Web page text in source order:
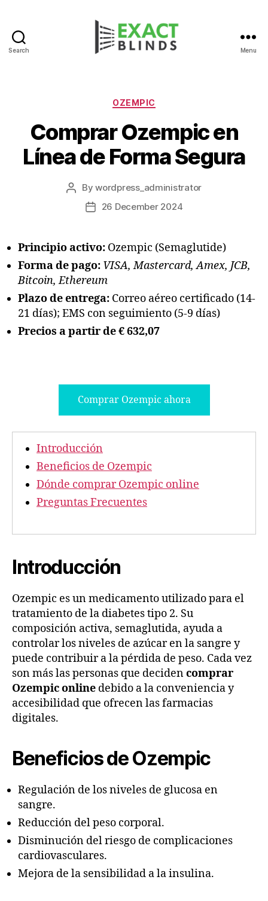
Search Menu
Categories
OZEMPIC
Comprar Ozempic en
Línea de Forma Segura
Post
author
Bywordpress_administrator
Post26 December 2024
Principio activo: Ozempic (Semaglutide)
Forma de pago: VISA, Mastercard, Amex, JCB,
Bitcoin, Ethereum
Plazo de entrega: Correo aéreo certificado (14-
21 días); EMS con seguimiento (5-9 días)
Precios a partir de € 632,07
Comprar Ozempic ahora
Introducción
Beneficios de Ozempic
Dónde comprar Ozempic online
Preguntas Frecuentes
Introducción
Ozempic es un medicamento utilizado para el
tratamiento de la diabetes tipo 2. Su
composición activa, semaglutida, ayuda a
controlar los niveles de azúcar en la sangre y
puede contribuir a la pérdida de peso. Cada vez
son más las personas que decidencomprar
Ozempic online debido a la conveniencia y
accesibilidad que ofrecen las farmacias
digitales.
Beneficios de Ozempic
Regulación de los niveles de glucosa en
sangre.
Reducción del peso corporal.
Disminución del riesgo de complicaciones
cardiovasculares.
Mejora de la sensibilidad a la insulina.